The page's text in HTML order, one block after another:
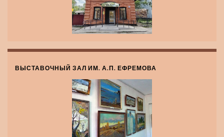
ВЫСТАВОЧНЫЙ ЗАЛ ИМ. А.П. ЕФРЕМОВА